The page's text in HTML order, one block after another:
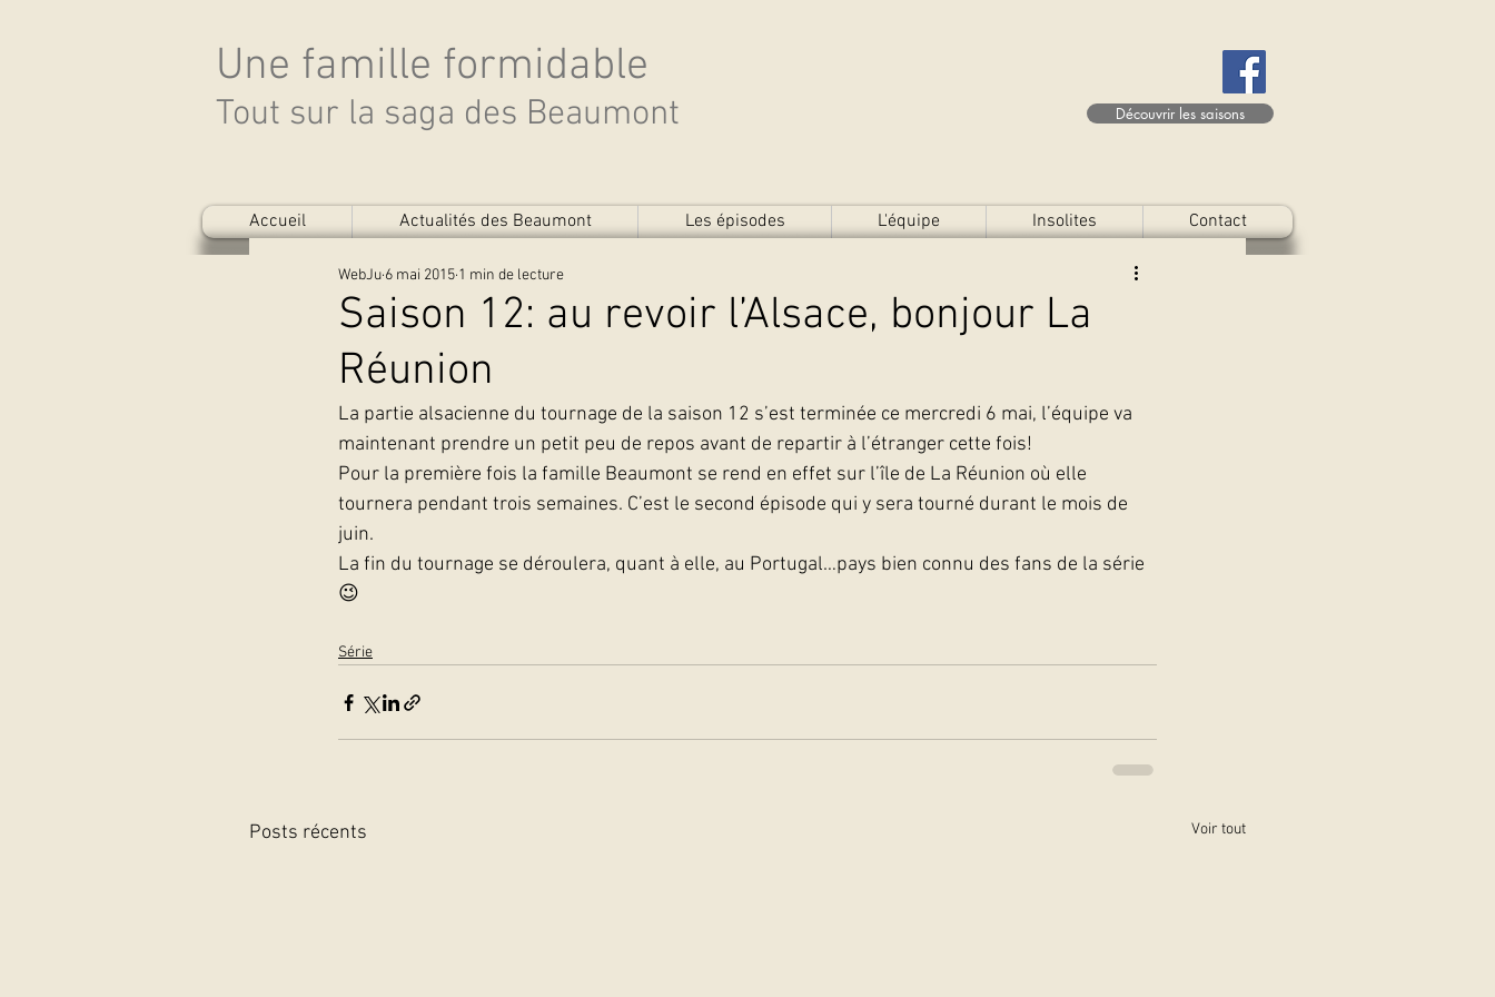
Une famille formidable
Tout sur la saga des Beaumont Découvrir les saisons
Accueil Actualités des Beaumont Les épisodes L'équipe Insolites Contact
Saison 12: au revoir l’Alsace, bonjour La
Réunion
WebJu 6 mai 2015 1 min de lecture
La partie alsacienne du tournage de la saison 12 s’est terminée ce mercredi 6 mai, l’équipe va
maintenant prendre un petit peu de repos avant de repartir à l’étranger cette fois!
Pour la première fois la famille Beaumont se rend en effet sur l’île de La Réunion où elle
tournera pendant trois semaines. C’est le second épisode qui y sera tourné durant le mois de
juin.
La fin du tournage se déroulera, quant à elle, au Portugal…pays bien connu des fans de la série
😉
Série
Posts récents Voir tout